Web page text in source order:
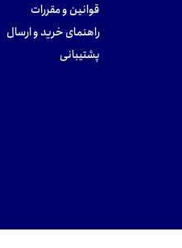
قوانین و مقررات
راهنمای خرید و ارسال
پشتیبانی